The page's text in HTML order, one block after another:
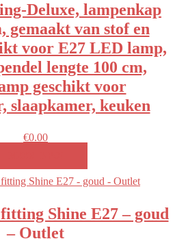
Deluxe, lampenkap
gemaakt van stof en
voor E27 LED lamp,
lengte 100 cm,
geschikt voor
slaapkamer, keuken
€0.00
Shine E27 – goud
– Outlet